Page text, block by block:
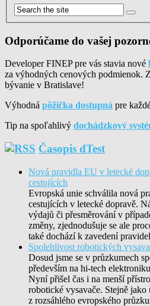
Odporúčame do vašej
Developer FINEP pre vás stavia nové
za výhodných cenových podmienok.
bývanie v Bratislave!
Výhodná pôžička dostupná pre
Tip na spoľahlivý dochádzkový
Časopis dTest
Nová pravidla EU v letecké
cestujících
Evropská unie schválila nová
cestujících v letecké dopravě.
výdajů či přesměrování v
změny, zjednodušuje se ale
také dochází k zavedení
Spolehlivost robotických
Dosud jsme se v průzkumech
především na hi-tech
Nyní přišel čas i na menší
robotické vysavače. Stejně
z rozsáhlého evropského